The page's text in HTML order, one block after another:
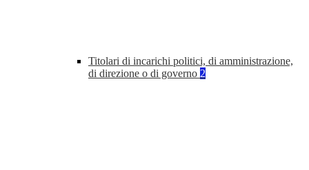
Titolari di incarichi politici, di amministrazione,
di direzione o di governo 2